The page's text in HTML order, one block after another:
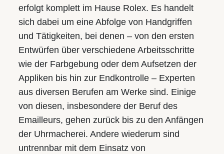
erfolgt komplett im Hause Rolex. Es handelt
sich dabei um eine Abfolge von Handgriffen
und Tätigkeiten, bei denen – von den ersten
Entwürfen über verschiedene Arbeitsschritte
wie der Farbgebung oder dem Aufsetzen der
Appliken bis hin zur Endkontrolle – Experten
aus diversen Berufen am Werke sind. Einige
von diesen, insbesondere der Beruf des
Emailleurs, gehen zurück bis zu den Anfängen
der Uhrmacherei. Andere wiederum sind
untrennbar mit dem Einsatz von